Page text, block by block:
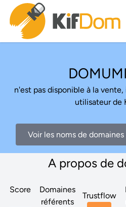
n'est pas disponible à la
utilisateur de
Voir les noms de
A propos de
Score
Domaines
référents
Trustflow